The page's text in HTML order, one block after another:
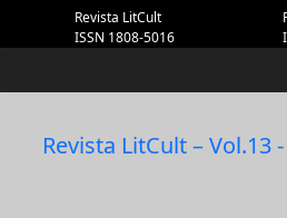
Revista LitCult
ISSN 1808-5016
Revista LitCult – Vol.13